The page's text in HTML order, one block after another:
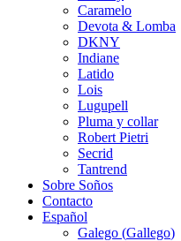
Caramelo
Devota & Lomba
DKNY
Indiane
Latido
Lois
Lugupell
Pluma y collar
Robert Pietri
Secrid
Tantrend
Sobre Soños
Contacto
Español
Galego (Gallego)